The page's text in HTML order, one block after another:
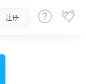
注册  